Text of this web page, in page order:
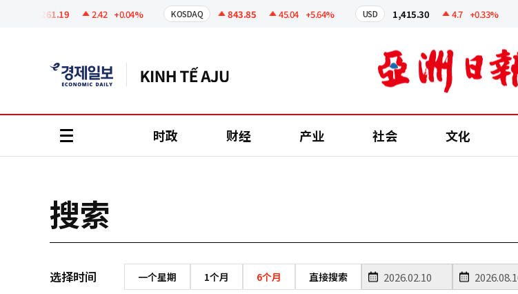
6261.19 2.42 +0.04% KOSDAQ 843.85 45.04 +5.64% USD 1,415.30 4.7 +0.33%
时政 财经 产业 社会 文化
搜索
选择时间 一个星期 1个月 6个月 直接搜索